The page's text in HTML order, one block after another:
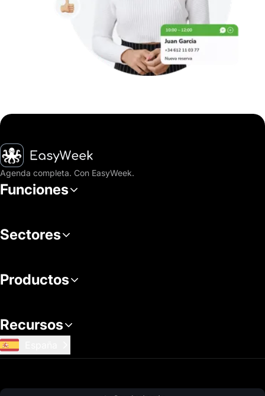
Inicio
Agenda completa. Con EasyWeek.
Funciones
Sectores
Productos
Recursos